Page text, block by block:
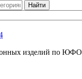
Найти
изделий по ЮФО